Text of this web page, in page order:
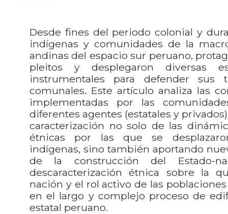
Desde fines del periodo colonial y
indígenas y comunidades de la
andinas del espacio sur peruano,
pleitos y desplegaron diversas
instrumentales para defender sus
comunales. Este artículo analiza las
implementadas por las
diferentes agentes (estatales y
caracterización no solo de las
étnicas por las que se
indígenas, sino también aportando
de la construcción del Estado-
descaracterización étnica sobre la
nación y el rol activo de las
en el largo y complejo proceso de
estatal peruano.